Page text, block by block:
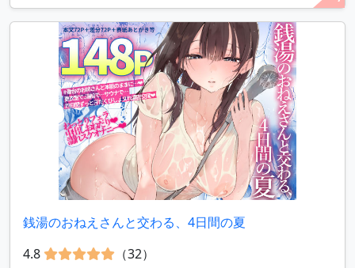
銭湯のおねえさんと交わる、4日間の夏
4.8
（32）